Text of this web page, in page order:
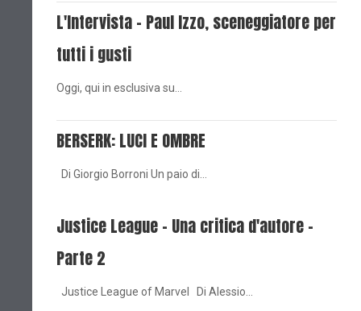
L'Intervista - Paul Izzo, sceneggiatore per
tutti i gusti
Oggi, qui in esclusiva su…
BERSERK: LUCI E OMBRE
Di Giorgio Borroni Un paio di…
Justice League - Una critica d'autore -
Parte 2
Justice League of Marvel Di Alessio…